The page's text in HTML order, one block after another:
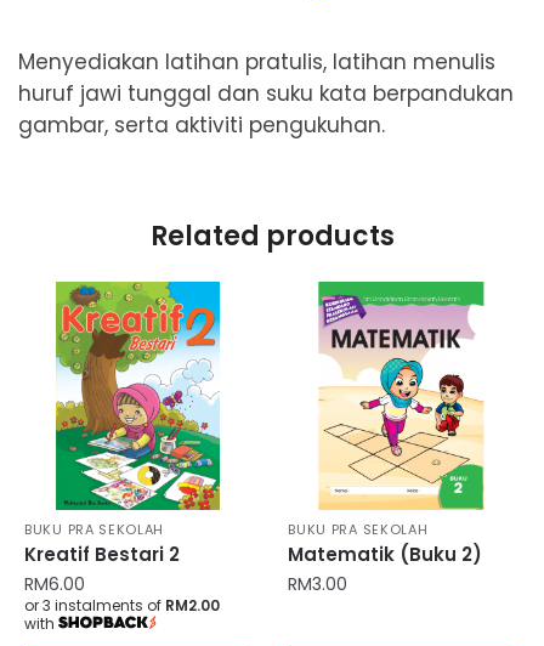
Menyediakan latihan pratulis, latihan menulis
huruf jawi tunggal dan suku kata berpandukan
gambar, serta aktiviti pengukuhan.
Related products
BUKU PRA SEKOLAH
Kreatif Bestari 2
RM6.00
or 3 instalments of RM2.00
with
BUKU PRA SEKOLAH
Matematik (Buku 2)
RM3.00